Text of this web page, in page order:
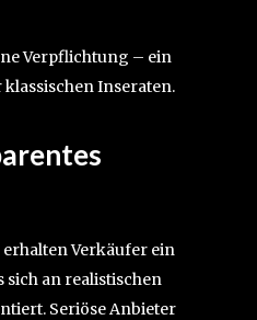
Verpflichtung – ein
Inseraten.
Verkäufer ein
sich an realistischen
Seriöse Anbieter